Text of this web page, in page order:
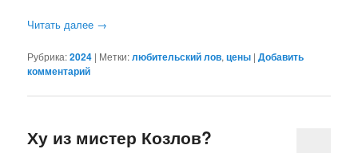
Читать далее →
Рубрика:2024 | Метки:любительский лов,цены |Добавить
комментарий
Ху из мистер Козлов?